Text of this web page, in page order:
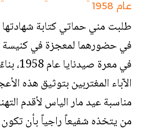
عام 1958
طلبت مني حماتي كتابة
في حضورهما لمعجزة في كنيسة
في معرة
الآباء المغتربين بتوثيق هذه
مناسبة عيد مار الياس لأقدم
من يتخذه شفيعاً راجياً بأن